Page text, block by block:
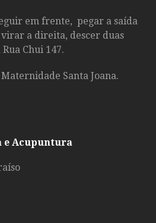
em frente, pegar a saída
a direita, descer duas
Chui 147.
Santa Joana.
e Acupuntura